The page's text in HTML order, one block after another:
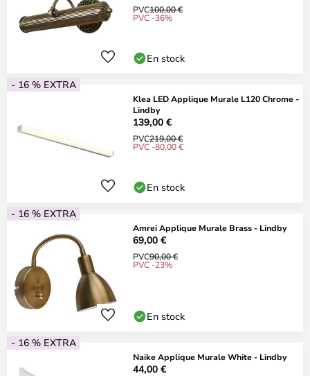
PVC100,00 €
PVC -36%
En stock
- 16 % EXTRA
Klea LED Applique Murale L120 Chrome -
Lindby
139,00 €
PVC219,00 €
PVC -80,00 €
En stock
- 16 % EXTRA
Amrei Applique Murale Brass - Lindby
69,00 €
PVC90,00 €
PVC -23%
En stock
- 16 % EXTRA
Naike Applique Murale White - Lindby
44,00 €